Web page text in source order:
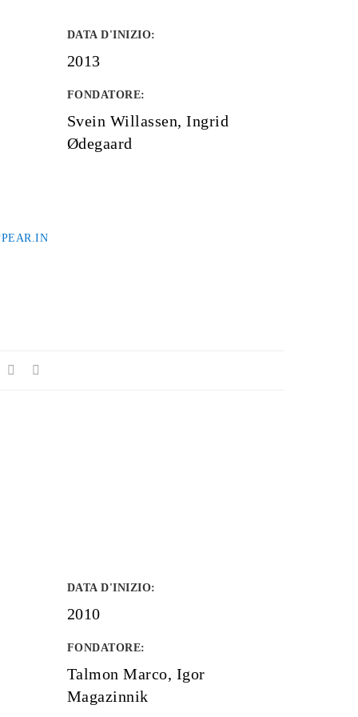
DATA D'INIZIO:
2013
FONDATORE:
Svein Willassen, Ingrid
Ødegaard
DATA D'INIZIO:
2010
FONDATORE:
Talmon Marco, Igor
Magazinnik